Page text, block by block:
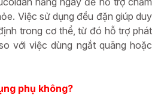
Việc sử dụng đều đặn giúp duy
trong cơ thể, từ đó hỗ trợ phát
với việc dùng ngắt quãng hoặc
phụ không?